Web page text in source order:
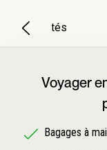
Particularités
Voyager
Bagages à